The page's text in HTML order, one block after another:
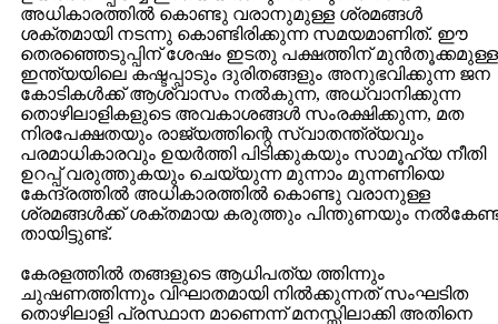
അധികാരത്തില്‍ കൊണ്ടു വരാനുമുള്ള ശ്രമങ്ങള്‍
ശക്തമായി നടന്നു കൊണ്ടിരിക്കുന്ന സമയമാണിത്. ഈ
തെരഞ്ഞെടുപ്പിന് ശേഷം ഇടതു പക്ഷത്തിന് മുന്‍‌തൂക്കമുള്ള
ഇന്ത്യയിലെ കഷ്ടപ്പാടും ദുരിതങ്ങളും അനുഭവിക്കുന്ന ജന
കോടികള്‍ക്ക് ആശ്വാസം നല്‍കുന്ന, അധ്വാനിക്കുന്ന
തൊഴിലാളികളുടെ അവകാശങ്ങള്‍ സം‌ര‌ക്ഷിക്കുന്ന, മത
നിരപേക്ഷതയും രാജ്യത്തിന്റെ സ്വാതന്ത്ര്യവും
പരമാധികാരവും ഉയര്‍ത്തി പിടിക്കുകയും സാമൂഹ്യ നീതി
ഉറപ്പ് വരുത്തുകയും ചെയ്യുന്ന മുന്നാം മുന്നണിയെ
കേന്ദ്രത്തില്‍ അധികാരത്തില്‍ കൊണ്ടു വരാനുള്ള
ശ്രമങ്ങള്‍ക്ക് ശക്തമായ കരുത്തും പിന്തുണയും
തായിട്ടുണ്ട്.
കേരളത്തില്‍ തങ്ങളുടെ ആധിപത്യ ത്തിന്നും
ചുഷണത്തിന്നും വിഘാതമായി നില്‍ക്കുന്നത് സംഘടിത
തൊഴിലാളി പ്രസ്ഥാന മാണെന്ന് മനസ്സിലാക്കി അതിനെ